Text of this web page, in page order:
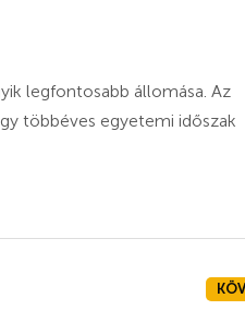
legfontosabb állomása. Az
többéves egyetemi időszak